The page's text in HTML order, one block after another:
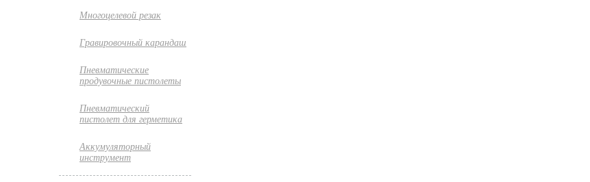
Многоцелевой резак
Гравировочный карандаш
Пневматические
продувочные пистолеты
Пневматический
пистолет для герметика
Аккумуляторный
инструмент